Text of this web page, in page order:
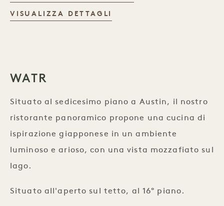
VISUALIZZA DETTAGLI
WATR
Situato al sedicesimo piano a Austin, il nostro
ristorante panoramico propone una cucina di
ispirazione giapponese in un ambiente
luminoso e arioso, con una vista mozzafiato sul
lago.
Situato all'aperto sul tetto, al 16° piano.